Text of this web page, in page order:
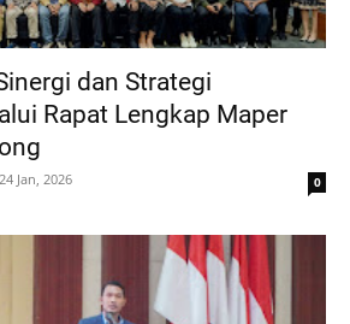
dan Strategi
Rapat Lengkap Maper
24 Jan, 2026 0